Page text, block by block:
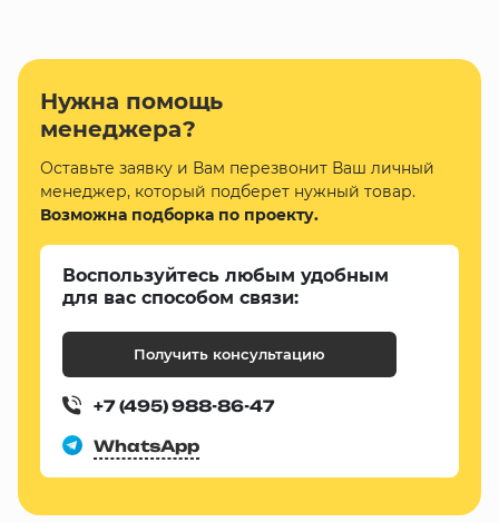
Нужна помощь
менеджера?
Оставьте заявку и Вам перезвонит Ваш личный
менеджер, который подберет нужный товар.
Возможна подборка по проекту.
Воспользуйтесь любым удобным
для вас способом связи:
Получить консультацию
+7 (495) 988-86-47
WhatsApp